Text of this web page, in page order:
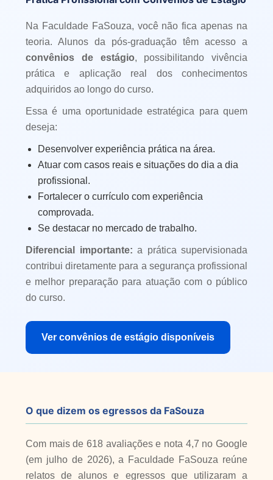
Na Faculdade FaSouza, você não fica apenas na
teoria. Alunos da pós-graduação têm acesso a
convênios de estágio, possibilitando vivência
prática e aplicação real dos conhecimentos
adquiridos ao longo do curso.
Essa é uma oportunidade estratégica para quem
deseja:
Desenvolver experiência prática na área.
Atuar com casos reais e situações do dia a dia
profissional.
Fortalecer o currículo com experiência
comprovada.
Se destacar no mercado de trabalho.
Diferencial importante: a prática supervisionada
contribui diretamente para a segurança profissional
e melhor preparação para atuação com o público
do curso.
Ver convênios de estágio disponíveis
O que dizem os egressos da FaSouza
Com mais de 618 avaliações e nota 4,7 no Google
(em julho de 2026), a Faculdade FaSouza reúne
relatos de alunos e egressos que utilizaram a